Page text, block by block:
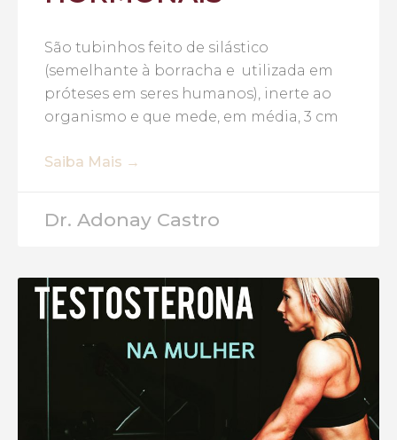
São tubinhos feito de silástico
(semelhante à borracha e utilizada em
próteses em seres humanos), inerte ao
organismo e que mede, em média, 3 cm
Saiba Mais →
Dr. Adonay Castro